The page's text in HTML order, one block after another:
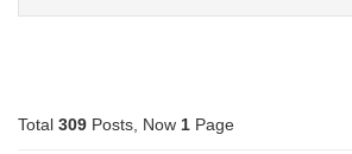
Total 309 Posts, Now 1 Page